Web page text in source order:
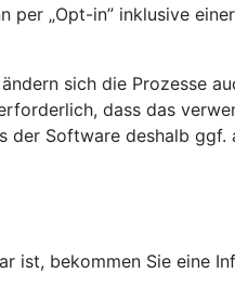
„Opt-in” inklusive
sich die Prozesse
dass das
der Software deshalb
ist, bekommen Sie eine